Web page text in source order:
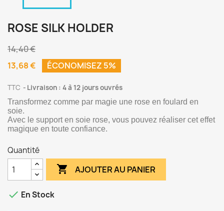
ROSE SILK HOLDER
14,40 €
13,68 €
ÉCONOMISEZ 5%
TTC Livraison : 4 à 12 jours ouvrés
Transformez comme par magie une rose en foulard en
soie.
Avec le support en soie rose, vous pouvez réaliser cet effet
magique en toute confiance.
Quantité
 AJOUTER AU PANIER
 En Stock